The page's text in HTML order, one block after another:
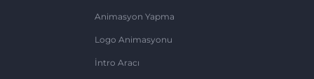
Animasyon Yapma
Logo Animasyonu
İntro Aracı